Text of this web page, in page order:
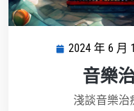
2024 年 6 月
音樂
淺談音樂治